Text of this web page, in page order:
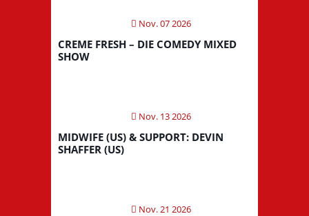
Nov. 07 2026
CREME FRESH – DIE COMEDY MIXED
SHOW
Nov. 13 2026
MIDWIFE (US) & SUPPORT: DEVIN
SHAFFER (US)
Nov. 21 2026